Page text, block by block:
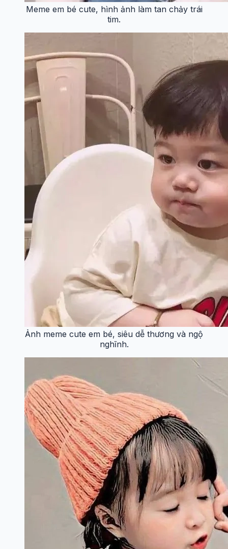
Meme em bé cute, hình ảnh làm tan chảy trái
tim.
Ảnh meme cute em bé, siêu dễ thương và ngộ
nghĩnh.